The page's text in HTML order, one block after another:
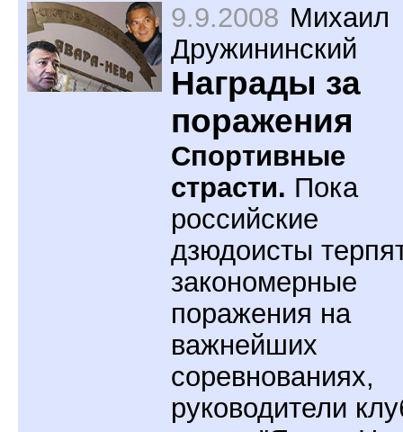
9.9.2008 Михаил
Дружининский
Награды за
поражения
Спортивные
страсти. Пока
российские
дзюдоисты
закономерные
поражения на
важнейших
соревнованиях,
руководители